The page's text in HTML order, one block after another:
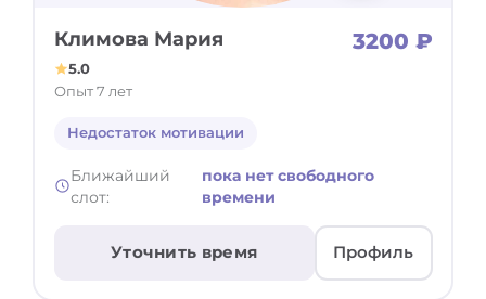
Климова Мария 3200 ₽
5.0
Опыт 7 лет
Недостаток мотивации
Ближайший
слот:
пока нет свободного
времени
Уточнить время Профиль